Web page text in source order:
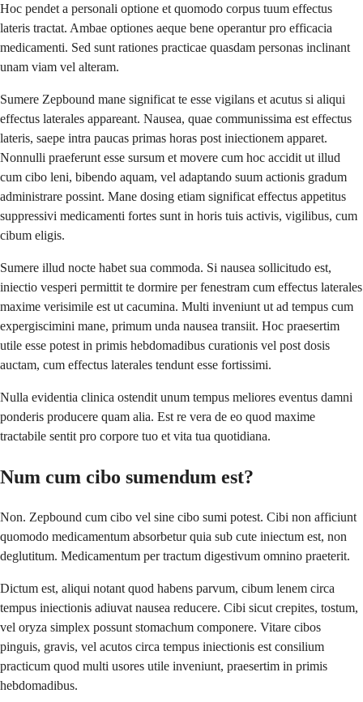
Hoc pendet a personali optione et quomodo corpus tuum effectus
lateris tractat. Ambae optiones aeque bene operantur pro efficacia
medicamenti. Sed sunt rationes practicae quasdam personas inclinant
unam viam vel alteram.
Sumere Zepbound mane significat te esse vigilans et acutus si aliqui
effectus laterales appareant. Nausea, quae communissima est effectus
lateris, saepe intra paucas primas horas post iniectionem apparet.
Nonnulli praeferunt esse sursum et movere cum hoc accidit ut illud
cum cibo leni, bibendo aquam, vel adaptando suum actionis gradum
administrare possint. Mane dosing etiam significat effectus appetitus
suppressivi medicamenti fortes sunt in horis tuis activis, vigilibus, cum
cibum eligis.
Sumere illud nocte habet sua commoda. Si nausea sollicitudo est,
iniectio vesperi permittit te dormire per fenestram cum effectus laterales
maxime verisimile est ut cacumina. Multi inveniunt ut ad tempus cum
expergiscimini mane, primum unda nausea transiit. Hoc praesertim
utile esse potest in primis hebdomadibus curationis vel post dosis
auctam, cum effectus laterales tendunt esse fortissimi.
Nulla evidentia clinica ostendit unum tempus meliores eventus damni
ponderis producere quam alia. Est re vera de eo quod maxime
tractabile sentit pro corpore tuo et vita tua quotidiana.
Num cum cibo sumendum est?
Non. Zepbound cum cibo vel sine cibo sumi potest. Cibi non afficiunt
quomodo medicamentum absorbetur quia sub cute iniectum est, non
deglutitum. Medicamentum per tractum digestivum omnino praeterit.
Dictum est, aliqui notant quod habens parvum, cibum lenem circa
tempus iniectionis adiuvat nausea reducere. Cibi sicut crepites, tostum,
vel oryza simplex possunt stomachum componere. Vitare cibos
pinguis, gravis, vel acutos circa tempus iniectionis est consilium
practicum quod multi usores utile inveniunt, praesertim in primis
hebdomadibus.